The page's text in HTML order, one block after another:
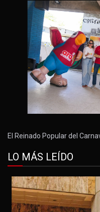
El Reinado Popular del
LO MÁS LEÍDO